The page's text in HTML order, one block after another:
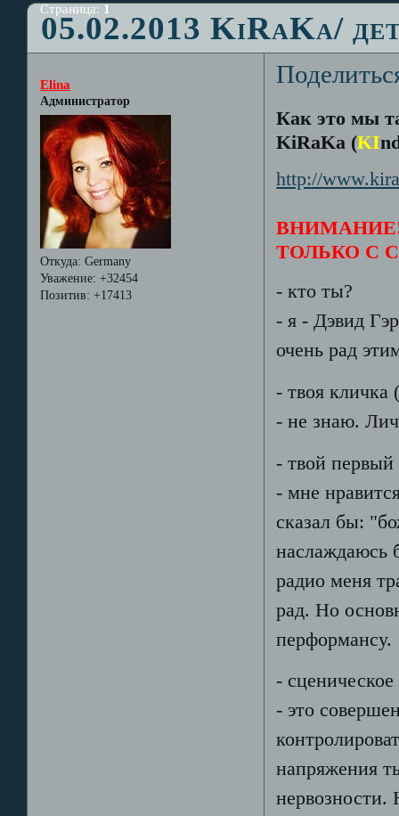
05.02.2013 KiRaKa/
Страница:1
Elina
Администратор
Откуда: Germany
Уважение: +32454
Позитив: +17413
Как это мы
KiRaKa (KI
http://
ТОЛЬКО С
- кто ты?
- я - Дэвид
очень рад
- твоя кличка
- не знаю.
- твой первый
- мне
сказал бы:
наслаждаюсь
радио меня
рад. Но
перформансу.
-
- это
напряжения
нервозности.